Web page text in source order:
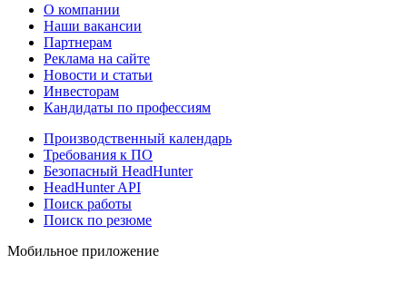
О компании
Наши вакансии
Партнерам
Реклама на сайте
Новости и статьи
Инвесторам
Кандидаты по профессиям
Производственный календарь
Требования к ПО
Безопасный HeadHunter
HeadHunter API
Поиск работы
Поиск по резюме
Мобильное приложение